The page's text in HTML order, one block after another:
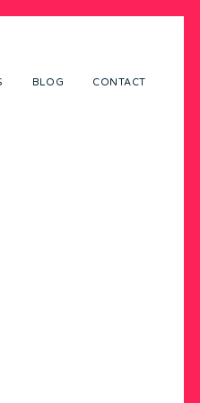
BLOG CONTACT